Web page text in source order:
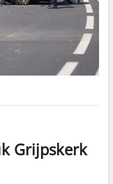
Grijpskerk